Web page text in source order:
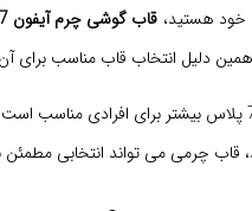
هستید، قاب گوشی چرم آیفون 7 پلاس
دلیل انتخاب قاب مناسب برای
، قاب چرمی آیفون 7 پلاس بیشتر برای
می تواند انتخابی مطمئن برای آیفون